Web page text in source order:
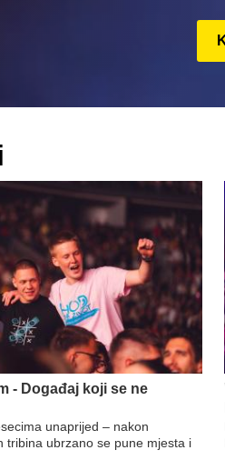
- Događaj koji se ne
unaprijed – nakon
tribina ubrzano se pune mjesta i